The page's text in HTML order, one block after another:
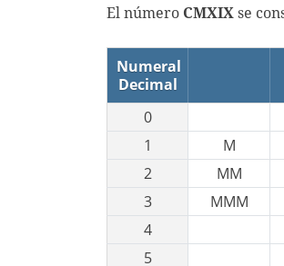
El número CMXIX se
Numeral
Decimal
0
1
M
2
MM
3
MMM
4
5